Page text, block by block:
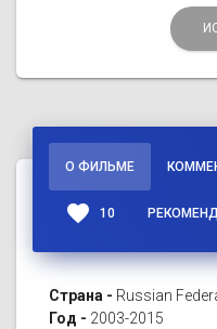
О ФИЛЬМЕ
favorite 10
Страна - Russian
Год - 2003-2015